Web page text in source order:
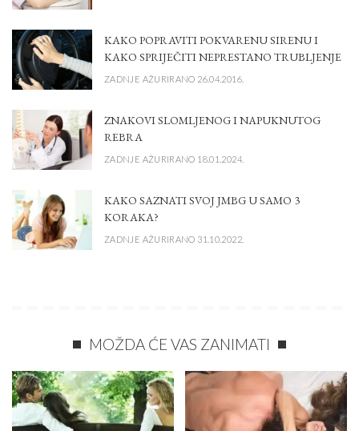
KAKO POPRAVITI POKVARENU SIRENU I
KAKO SPRIJEČITI NEPRESTANO TRUBLJENJE
ZADNJE AŽURIRANO 26.04.2016.
ZNAKOVI SLOMLJENOG I NAPUKNUTOG
REBRA
ZADNJE AŽURIRANO 18.01.2024.
KAKO SAZNATI SVOJ JMBG U SAMO 3
KORAKA?
ZADNJE AŽURIRANO 31.10.2022.
MOŽDA ĆE VAS ZANIMATI